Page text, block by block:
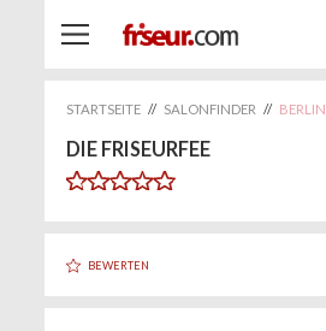
STARTSEITE // SALONFINDER // BERLIN
DIE FRISEURFEE
BEWERTEN